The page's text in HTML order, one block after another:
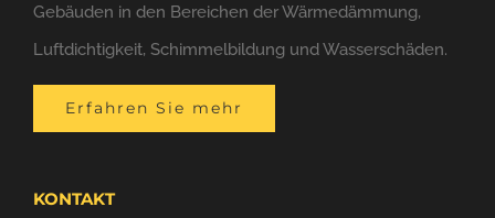
Gebäuden in den Bereichen der Wärmedämmung,
Luftdichtigkeit, Schimmelbildung und Wasserschäden.
Erfahren Sie mehr
KONTAKT